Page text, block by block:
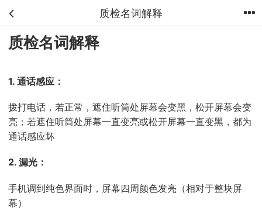
质检名词解释
首页
质检名词解释
1. 通话感应：
拨打电话，若正常，遮住听筒处屏幕会变黑，松开屏幕会变
亮；若遮住听筒处屏幕一直变亮或松开屏幕一直变黑，都为
通话感应坏
2. 漏光：
手机调到纯色界面时，屏幕四周颜色发亮（相对于整块屏
幕）